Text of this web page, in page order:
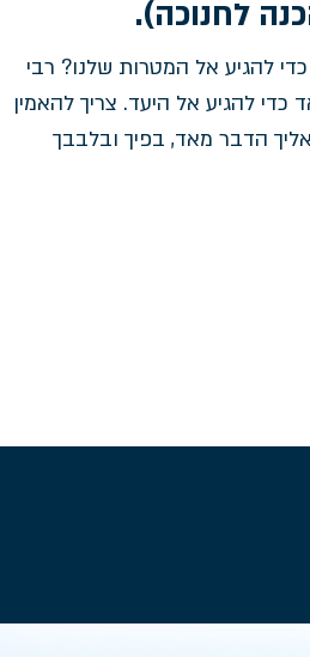
לחנוכה).
להגיע אל המטרות שלנו? רבי
להגיע אל היעד. צריך להאמין
הדבר מאד, בפיך ובלבבך